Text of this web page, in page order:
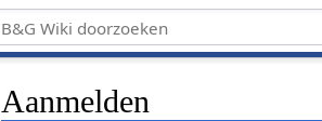
Aanmelden